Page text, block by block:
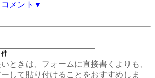
コメント▼
は、フォームに直接書くよりも、
して貼り付けることをおすすめしま